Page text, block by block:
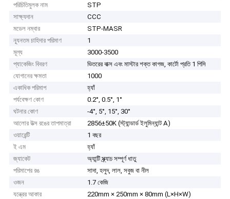
পরিচিতিমুলক নাম
STP
সাক্ষ্যদান
CCC
মডেল নম্বার
STP-MASR
ন্যূনতম চাহিদার পরিমাণ
1
মূল্য
3000-3500
প্যাকেজিং বিবরণ
ভিতরের বাক্স এবং মাস্টার শক্ত কাগজ, কার্টো প্রতি 1 পিসি
যোগানের ক্ষমতা
1000
একাধিক পরিমাপ
হ্যাঁ
পর্যবেক্ষণ কোণ
0.2°, 0.5°, 1°
ঘটনার কোণ
-4°, 5°, 15°, 30°
আলোর উত্স রঙের তাপমাত্রা
2856±50K (স্ট্যান্ডার্ড ইলুমিন্যান্ট A)
ওয়ারেন্টি
1 বছর
ই এম
হ্যাঁ
জ্যাকেট
অ্যান্টি স্ক্র্যাচ সম্পূর্ণ ধাতু
পরিমাপের রঙ
সাদা, হলুদ, লাল, সবুজ বা নীল
ওজন
1.7 কেজি
যন্ত্রের আকার
220mm × 250mm × 80mm (L×H×W)